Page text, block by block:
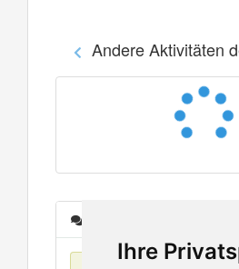
Ihre
Andere Aktivitäten